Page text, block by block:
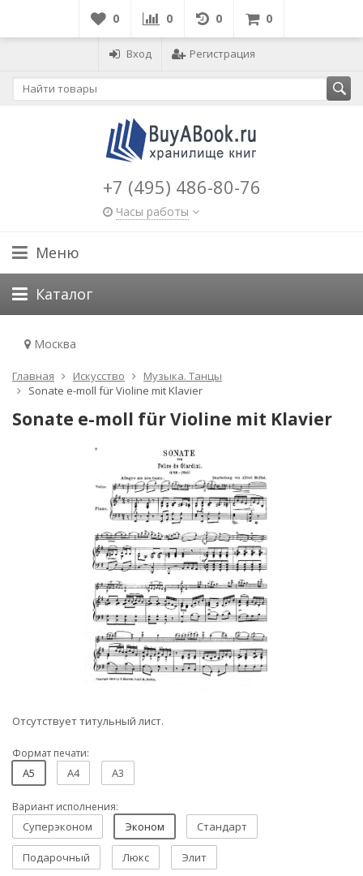
0 0 0 0
Вход Регистрация
+7 (495) 486-80-76
Часы работы
Меню
Каталог
Москва
Главная Искусство
Музыка. Танцы
Sonate e-moll für Violine mit Klavier
Sonate e-moll für Violine mit Klavier
Отсутствует титульный лист.
Формат печати:
A5 A4 A3
Вариант исполнения:
Суперэконом Эконом Стандарт
Подарочный Люкс Элит